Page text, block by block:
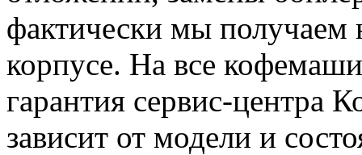
фактически мы
корпусе. На все
гарантия сервис-центра
зависит от модели и